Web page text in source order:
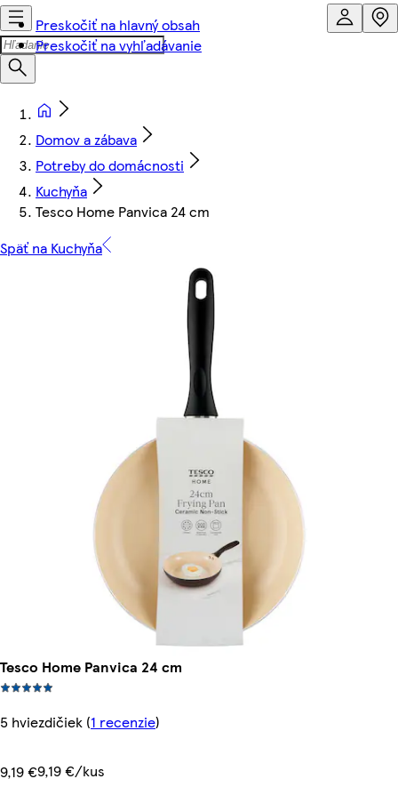
Preskočiť na hlavný obsah
Preskočiť na vyhľadávanie
Domov a zábava
Potreby do domácnosti
Kuchyňa
Tesco Home Panvica 24 cm
Späť na Kuchyňa
Tesco Home Panvica 24 cm
5 hviezdičiek (1 recenzie)
9,19 €9,19 €/kus